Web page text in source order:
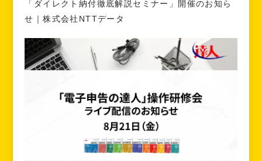
「ダイレクト納付徹底解説セミナー」開催のお知ら
せ｜株式会社NTTデータ